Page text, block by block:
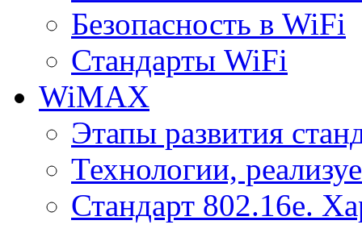
Безопасность в WiFi
Стандарты WiFi
WiMAX
Этапы развития
Технологии,
Стандарт 802.16е.